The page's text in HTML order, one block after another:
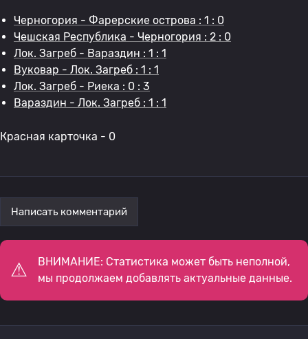
Черногория - Фарерские острова : 1 : 0
Чешская Республика - Черногория : 2 : 0
Лок. Загреб - Вараздин : 1 : 1
Вуковар - Лок. Загреб : 1 : 1
Лок. Загреб - Риека : 0 : 3
Вараздин - Лок. Загреб : 1 : 1
Красная карточка - 0
Написать комментарий
ВНИМАНИЕ: Статистика может быть неполной,
мы продолжаем добавлять актуальные данные.